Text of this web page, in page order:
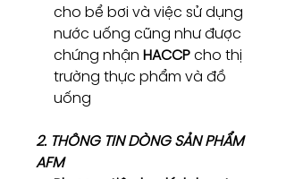
cho bể bơi và việc sử dụng
nước uống cũng như được
chứng nhận HACCPcho thị
trường thực phẩm và đồ
uống
2. THÔNG TIN DÒNG SẢN PHẨM
AFM